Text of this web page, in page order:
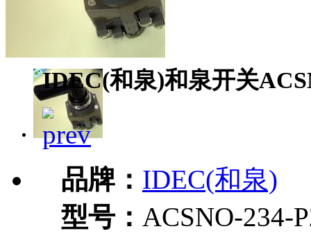
IDEC(和泉)和泉开关
品牌： IDEC(和泉)
型号： ACSNO-234-